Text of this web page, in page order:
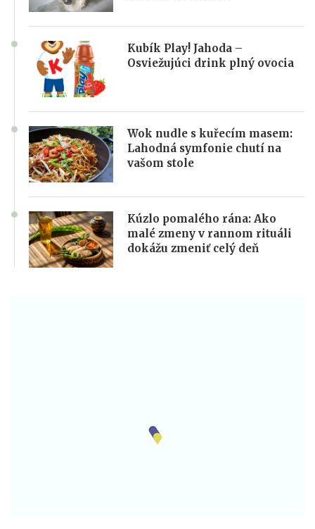
Kubík Play! Jahoda –
Osviežujúci drink plný ovocia
Wok nudle s kuřecím masem:
Lahodná symfonie chutí na
vašom stole
Kúzlo pomalého rána: Ako
malé zmeny v rannom rituáli
dokážu zmeniť celý deň